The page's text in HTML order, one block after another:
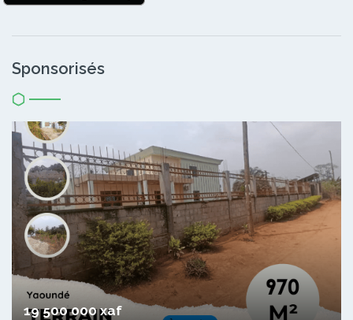
Sponsorisés
19 500 000 xaf